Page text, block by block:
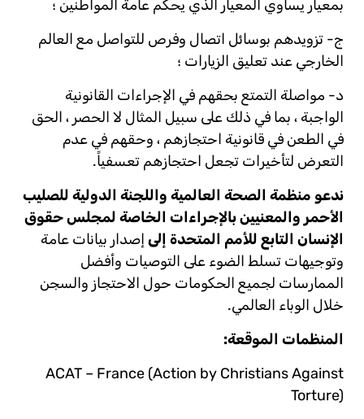
بمعيار يساوي المعيار الذي يحكم عامة المواطنين ؛
ج- تزويدهم بوسائل اتصال وفرص للتواصل مع العالم
الخارجي عند تعليق الزيارات ؛
د- مواصلة التمتع بحقهم في الإجراءات القانونية
الواجبة ، بما في ذلك على سبيل المثال لا الحصر ، الحق
في الطعن في قانونية احتجازهم ، وحقهم في عدم
التعرض لتأخيرات تجعل احتجازهم تعسفياً.
ندعو منظمة الصحة العالمية واللجنة الدولية للصليب
الأحمر والمعنيين بالإجراءات الخاصة لمجلس حقوق
الإنسان التابع للأمم المتحدة إلى إصدار بيانات عامة
وتوجيهات تسلط الضوء على التوصيات وأفضل
الممارسات لجميع الحكومات حول الاحتجاز والسجن
خلال الوباء العالمي.
المنظمات الموقعة:
ACAT – France (Action by Christians Against
Torture)